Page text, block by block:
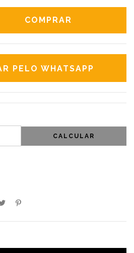
PELO WHATSAPP
CALCULAR